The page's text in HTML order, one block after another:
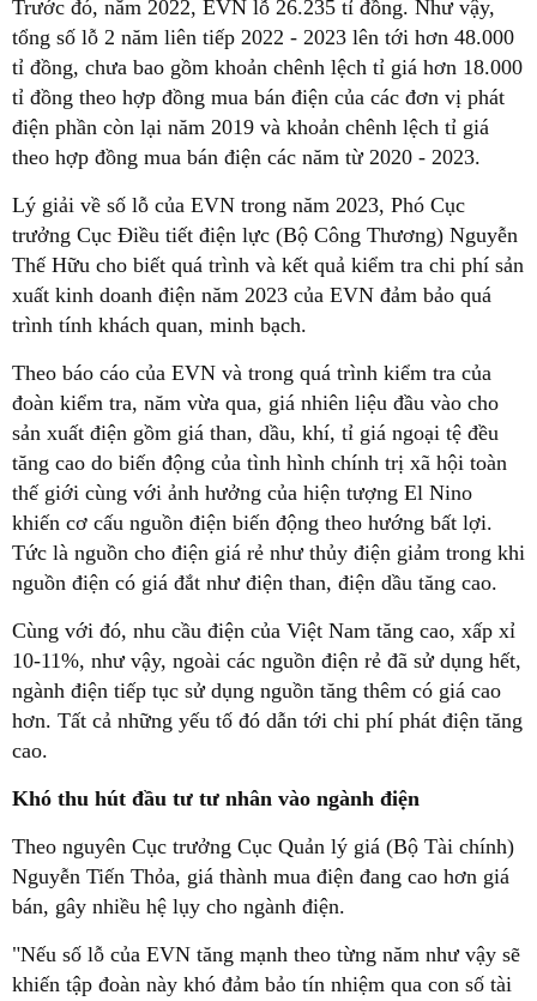
Trước đó, năm 2022, EVN lỗ 26.235 tỉ đồng. Như vậy,
tổng số lỗ 2 năm liên tiếp 2022 - 2023 lên tới hơn 48.000
tỉ đồng, chưa bao gồm khoản chênh lệch tỉ giá hơn 18.000
tỉ đồng theo hợp đồng mua bán điện của các đơn vị phát
điện phần còn lại năm 2019 và khoản chênh lệch tỉ giá
theo hợp đồng mua bán điện các năm từ 2020 - 2023.
Lý giải về số lỗ của EVN trong năm 2023, Phó Cục
trưởng Cục Điều tiết điện lực (Bộ Công Thương) Nguyễn
Thế Hữu cho biết quá trình và kết quả kiểm tra chi phí sản
xuất kinh doanh điện năm 2023 của EVN đảm bảo quá
trình tính khách quan, minh bạch.
Theo báo cáo của EVN và trong quá trình kiểm tra của
đoàn kiểm tra, năm vừa qua, giá nhiên liệu đầu vào cho
sản xuất điện gồm giá than, dầu, khí, tỉ giá ngoại tệ đều
tăng cao do biến động của tình hình chính trị xã hội toàn
thế giới cùng với ảnh hưởng của hiện tượng El Nino
khiến cơ cấu nguồn điện biến động theo hướng bất lợi.
Tức là nguồn cho điện giá rẻ như thủy điện giảm trong khi
nguồn điện có giá đắt như điện than, điện dầu tăng cao.
Cùng với đó, nhu cầu điện của Việt Nam tăng cao, xấp xỉ
10-11%, như vậy, ngoài các nguồn điện rẻ đã sử dụng hết,
ngành điện tiếp tục sử dụng nguồn tăng thêm có giá cao
hơn. Tất cả những yếu tố đó dẫn tới chi phí phát điện tăng
cao.
Khó thu hút đầu tư tư nhân vào ngành điện
Theo nguyên Cục trưởng Cục Quản lý giá (Bộ Tài chính)
Nguyễn Tiến Thỏa, giá thành mua điện đang cao hơn giá
bán, gây nhiều hệ lụy cho ngành điện.
"Nếu số lỗ của EVN tăng mạnh theo từng năm như vậy sẽ
khiến tập đoàn này khó đảm bảo tín nhiệm qua con số tài